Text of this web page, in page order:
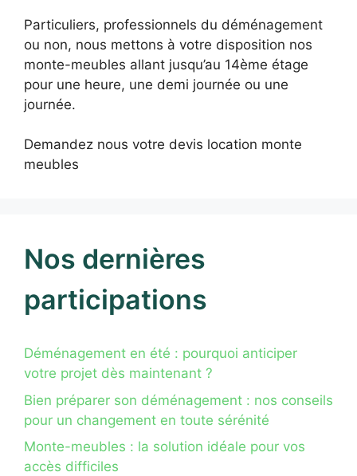
Particuliers, professionnels du déménagement
ou non, nous mettons à votre disposition nos
monte-meubles allant jusqu’au 14ème étage
pour une heure, une demi journée ou une
journée.
Demandez nous votre devis location monte
meubles
Nos dernières
participations
Déménagement en été : pourquoi anticiper
votre projet dès maintenant ?
Bien préparer son déménagement : nos conseils
pour un changement en toute sérénité
Monte-meubles : la solution idéale pour vos
accès difficiles